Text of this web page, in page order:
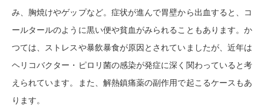
み、胸焼けやゲップなど。症状が進んで胃壁から出血すると、コ
ールタールのように黒い便や貧血がみられることもあります。か
つては、ストレスや暴飲暴食が原因とされていましたが、近年は
ヘリコバクター・ピロリ菌の感染が発症に深く関わっていると考
えられています。また、解熱鎮痛薬の副作用で起こるケースもあ
ります。